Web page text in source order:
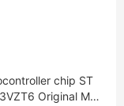
chip ST
MC